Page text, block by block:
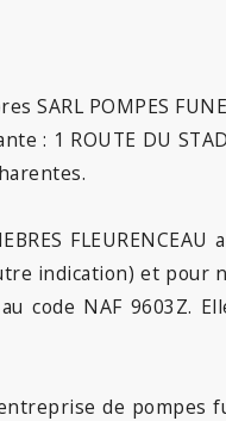
SARL POMPES
: 1 ROUTE DU
indication) et pour
code NAF 9603Z.
de pompes